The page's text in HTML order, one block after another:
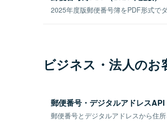
2025年度版郵便番号簿をPDF形式で
ビジネス・法人のお
郵便番号・デジタルアドレスAPI
郵便番号とデジタルアドレスから住